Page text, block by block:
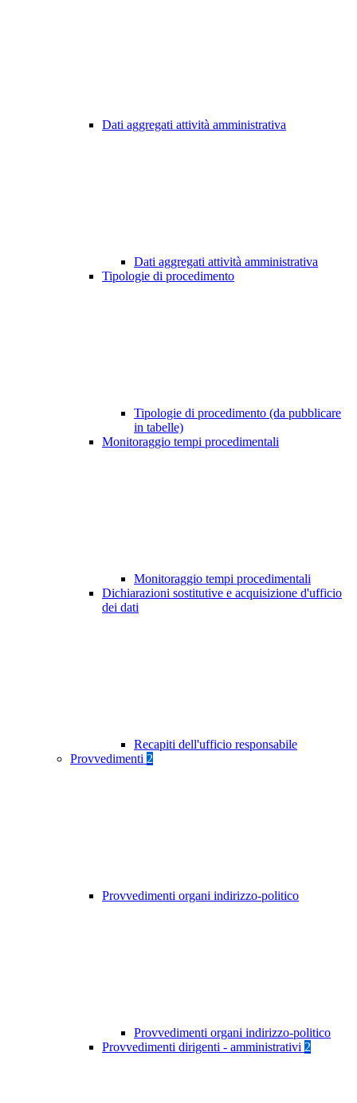
Dati aggregati attività amministrativa
Dati aggregati attività amministrativa
Tipologie di procedimento
Tipologie di procedimento (da pubblicare
in tabelle)
Monitoraggio tempi procedimentali
Monitoraggio tempi procedimentali
Dichiarazioni sostitutive e acquisizione d'ufficio
dei dati
Recapiti dell'ufficio responsabile
Provvedimenti 2
Provvedimenti organi indirizzo-politico
Provvedimenti organi indirizzo-politico
Provvedimenti dirigenti - amministrativi 2